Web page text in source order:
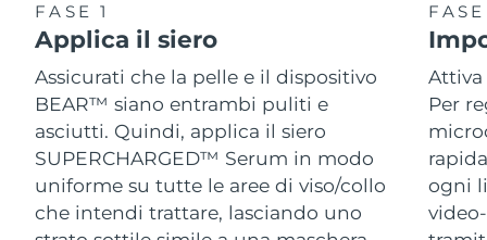
FASE 1
Applica il siero
Assicurati che la pelle e il dispositivo
BEAR™ siano entrambi puliti e
asciutti. Quindi, applica il siero
SUPERCHARGED™ Serum in modo
uniforme su tutte le aree di viso/collo
che intendi trattare, lasciando uno
Per
ogni